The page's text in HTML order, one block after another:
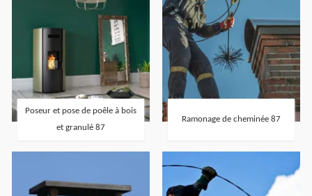
Poseur et pose de poêle à bois
et granulé 87
Ramonage de cheminée 87